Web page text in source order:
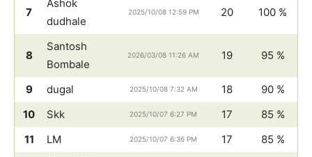
7
Ashok
dudhale
2025/10/08 12:59 PM 20 100 %
8
Santosh
Bombale
2026/03/08 11:26 AM 19 95 %
9 dugal 2025/10/08 7:32 AM 18
90 %
10
Skk 2025/10/07 6:27 PM 17
85 %
11
LM 2025/10/07 6:36 PM 17 85 %